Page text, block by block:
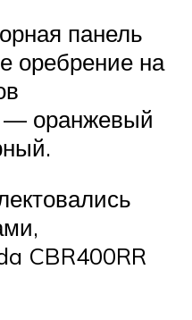
панель
оребрение на
— оранжевый
CBR400RR